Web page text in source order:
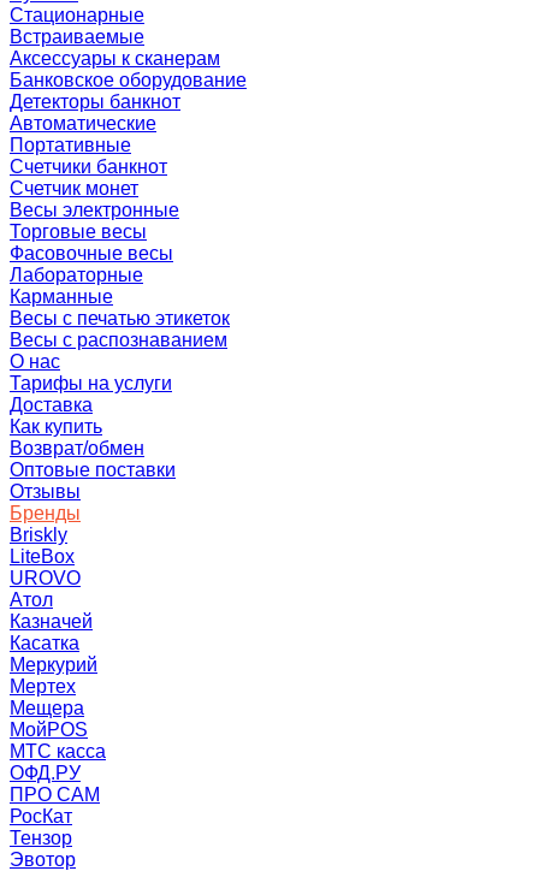
Стационарные
Встраиваемые
Аксессуары к сканерам
Банковское оборудование
Детекторы банкнот
Автоматические
Портативные
Счетчики банкнот
Счетчик монет
Весы электронные
Торговые весы
Фасовочные весы
Лабораторные
Карманные
Весы с печатью этикеток
Весы с распознаванием
О нас
Тарифы на услуги
Доставка
Как купить
Возврат/обмен
Оптовые поставки
Отзывы
Бренды
Briskly
LiteBox
UROVO
Атол
Казначей
Касатка
Меркурий
Мертех
Мещера
МойPOS
МТС касса
ОФД.РУ
ПРО САМ
РосКат
Тензор
Эвотор